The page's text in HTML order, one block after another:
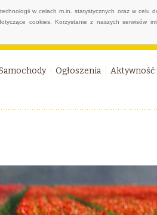
w celach m.in. statystycznych oraz w celu
cookies. Korzystanie z naszych serwisów
Ogłoszenia Aktywność